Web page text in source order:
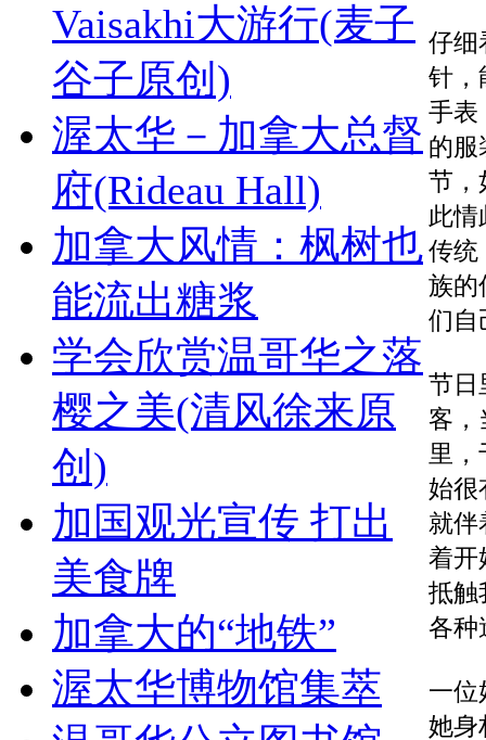
Vaisakhi大游行(麦子
谷子原创)
渥太华－加拿大总督
府(Rideau Hall)
加拿大风情：枫树也
能流出糖浆
学会欣赏温哥华之落
樱之美(清风徐来原
创)
加国观光宣传 打出
美食牌
加拿大的“地铁”
渥太华博物馆集萃
仔细
针，
手表
的服
节，
此
传统
族的
们自
节日
客，
里
始很
就伴
着
抵触
各种
一位
她身